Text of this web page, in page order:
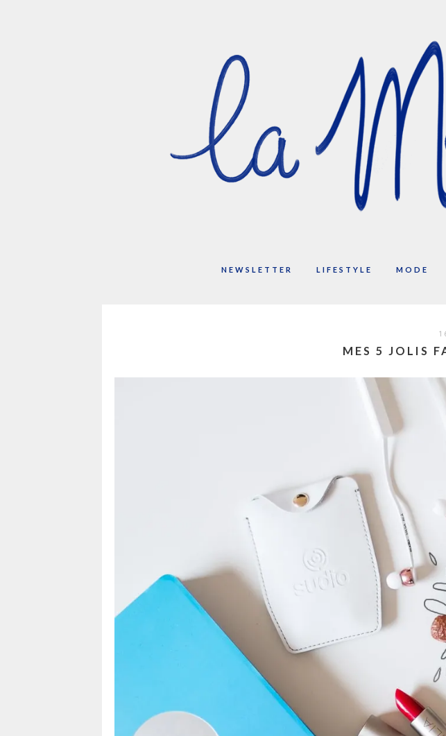
NEWSLETTER LIFESTYLE MODE
MES 5 JOLIS